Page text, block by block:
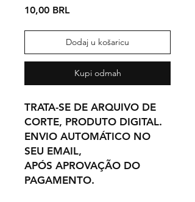
10,00 BRLCijena
Dodaj u košaricu
Kupi odmah
TRATA-SE DE ARQUIVO DE
CORTE, PRODUTO DIGITAL.
ENVIO AUTOMÁTICO NO
SEU EMAIL,
APÓS APROVAÇÃO DO
PAGAMENTO.